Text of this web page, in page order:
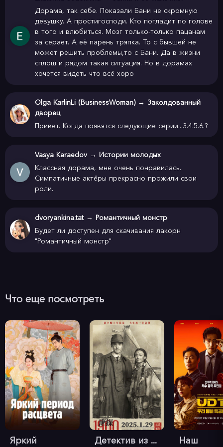
также снискали восторженные отзывы как критиков, так и
зрителей.
странноватому минимализму. Диалогов здесь крайне
мало, и ни один из них не стремится какие-то характеры
раскрыть. Драмы тоже немного. Что эти пятеро вообще
делают на экране? Преимущественно - стреляют. А между
этим нам показывают бытовые сценки.
что не чувствуется - похоже, что ее и не
подразумевалось. Кто стреляет, почему босса хотят
последнее, что зрителя заинтересует. Да и когда заговор
раскрывается, все оказывается очень очевидно и
обыденно. Хотя на этом фильм не заканчивается. Накал
конфликт, и драма - но снова очень обыденные и
очевидные.
этом-то и проблема. Используя фабулу, ставшую
То не украшает ее драмой, напряженными монологами
или взлетающими голубями. Он делает ее такой, какой
она и бывает в реальности - обыденной. Герои и
антигерои остаются в книгах. “Миссия” - место действия
настоящих мафиози. Скучных, не очень эмоциональных, с
плохим чувством юмора и самыми приземленными
желаниями.
Дорама, так себе. Показали Бани не скромную
девушку. А простигосподи. Кто погладит по голове
в того и влюбиться. Мозг только-только пацанам
за серает. А её парень тряпка. То с бывшей не
может решить проблемы,то с Бани. Да в жизни
сплош и рядом такая ситуация. Но в дорамах
хочется видеть что всё хоро
Olga KarlinLi (BusinessWoman) → Заколдованный
дворец
Привет. Когда появятся следующие серии...3.4.5.6.?
Vasya Karaedov → Истории молодых
Классная дорама, мне очень понравилась.
Симпатичные актёры прекрасно прожили свои
роли.
dvoryankina.tat → Романтичный монстр
Будет ли доступен для скачивания лакорн
"Романтичный монстр"
Что еще посмотреть
Яркий
Детектив из ...
Наш